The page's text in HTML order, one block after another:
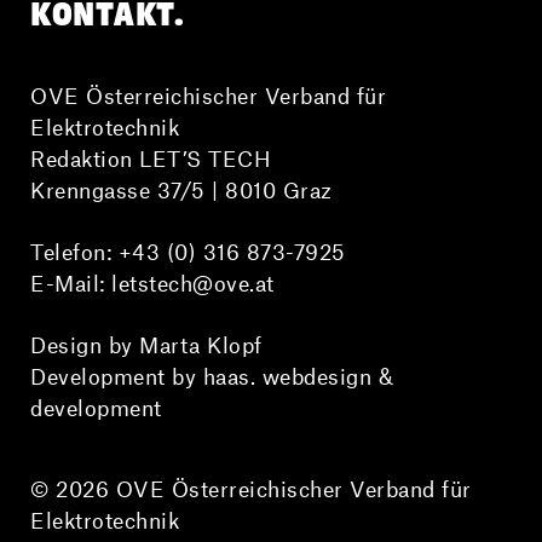
KONTAKT.
OVE Österreichischer Verband für
Elektrotechnik
Redaktion LET’S TECH
Krenngasse 37/5 | 8010 Graz
Telefon: +43 (0) 316 873-7925
E-Mail: letstech@ove.at
Design by Marta Klopf
Development by haas. webdesign &
development
© 2026 OVE Österreichischer Verband für
Elektrotechnik